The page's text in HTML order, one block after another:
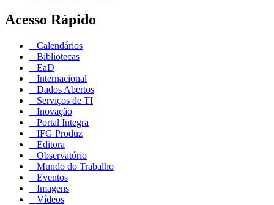
Acesso Rápido
Calendários
Bibliotecas
EaD
Internacional
Dados Abertos
Serviços de TI
Inovação
Portal Integra
IFG Produz
Editora
Observatório
Mundo do Trabalho
Eventos
Imagens
Vídeos